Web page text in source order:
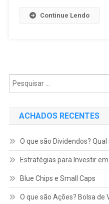
Continue Lendo
ACHADOS RECENTES
O que são Dividendos?
Estratégias para Investir
Blue Chips e Small Caps
O que são Ações? Bolsa de